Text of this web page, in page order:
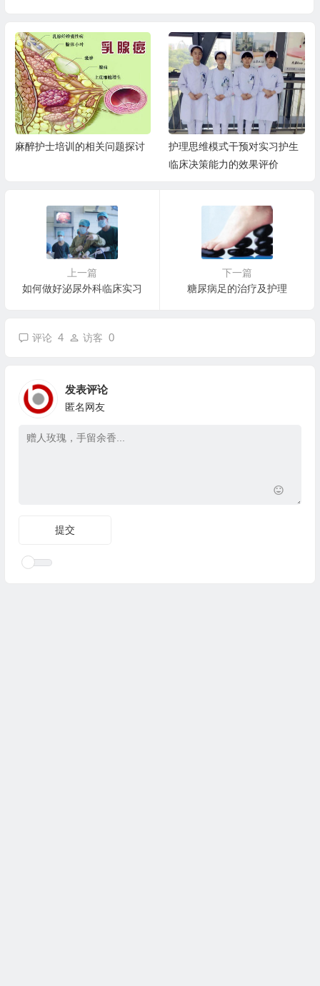
护理思维模式干预对实习护生
临床路径教学模式在消化科护
生带教中的运用及效果
上一篇
如何做好泌尿外科临床实习
下一篇
糖尿病足的治疗及护理
评论 4 访客 0
发表评论
匿名网友